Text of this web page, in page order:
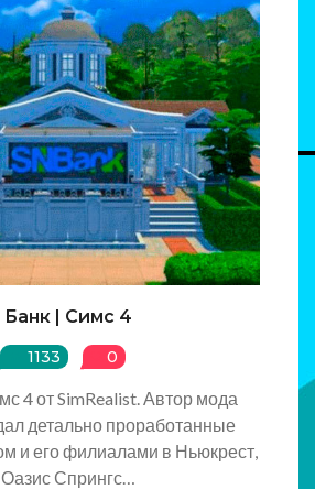
Банк | Симс 4
1133 0
4 от SimRealist. Автор мода
детально проработанные
и его филиалами в Ньюкрест,
Оазис Спрингс…